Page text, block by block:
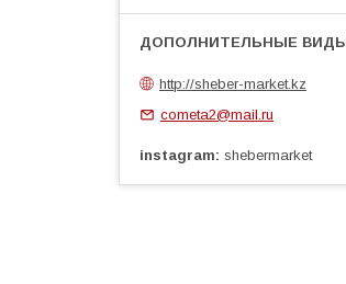
http://sheber-market.kz
cometa2@mail.ru
instagram shebermarket